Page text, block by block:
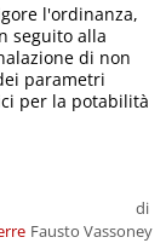
di
Fausto Vassoney
l'ordinanza,
seguito alla
di non
parametri
per la potabilità